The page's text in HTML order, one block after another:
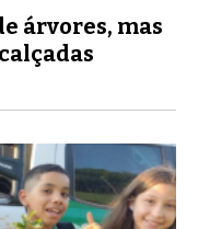
árvores, mas